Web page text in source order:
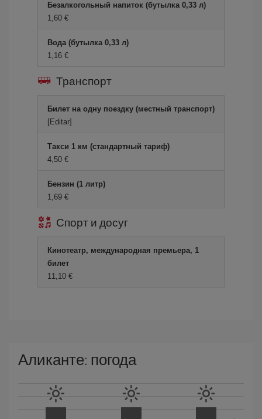
Безалкогольный напиток (бутылка 0,33 л)
1,60 €
Вода (бутылка 0,33 л)
1,16 €
Транспорт
Билет на одну поездку (местный транспорт)
[Editar]
Такси 1 км (стандартный тариф)
4,50 €
Бензин (1 литр)
1,69 €
Спорт и досуг
Кинотеатр, международная премьера, 1
билет
11,10 €
Аликанте: погода